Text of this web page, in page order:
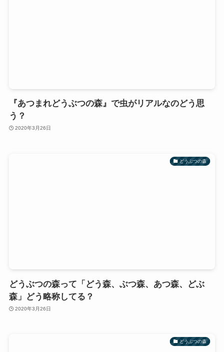
『あつまれどうぶつの森』で虫がリアルなのどう思
う？
2020年3月26日
どうぶつの森
どうぶつの森って「どう森、ぶつ森、あつ森、どぶ
森」どう略称してる？
2020年3月26日
どうぶつの森